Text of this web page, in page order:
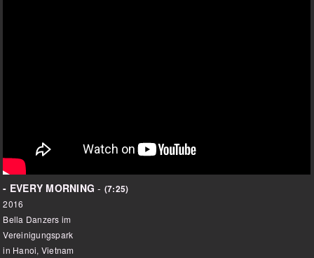
- EVERY MORNING - (7:25)
2016
Bella Danzers im
Vereinigungspark
in Hanoi, Vietnam